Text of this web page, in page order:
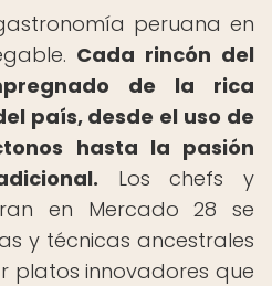
peruana en
Cada rincón del
de la rica
país, desde el uso de
hasta la pasión
Los chefs y
en Mercado 28 se
y técnicas ancestrales
platos innovadores que